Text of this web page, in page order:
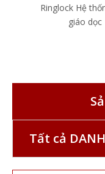
Ringlock Hệ
giáo dọc
Tất cả